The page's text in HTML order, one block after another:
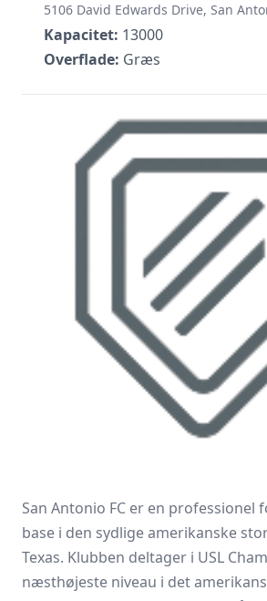
5106 David Edwards Drive, San
Kapacitet: 13000
Overflade: Græs
San Antonio FC er en professionel
base i den sydlige amerikanske
Texas. Klubben deltager i USL
næsthøjeste niveau i det